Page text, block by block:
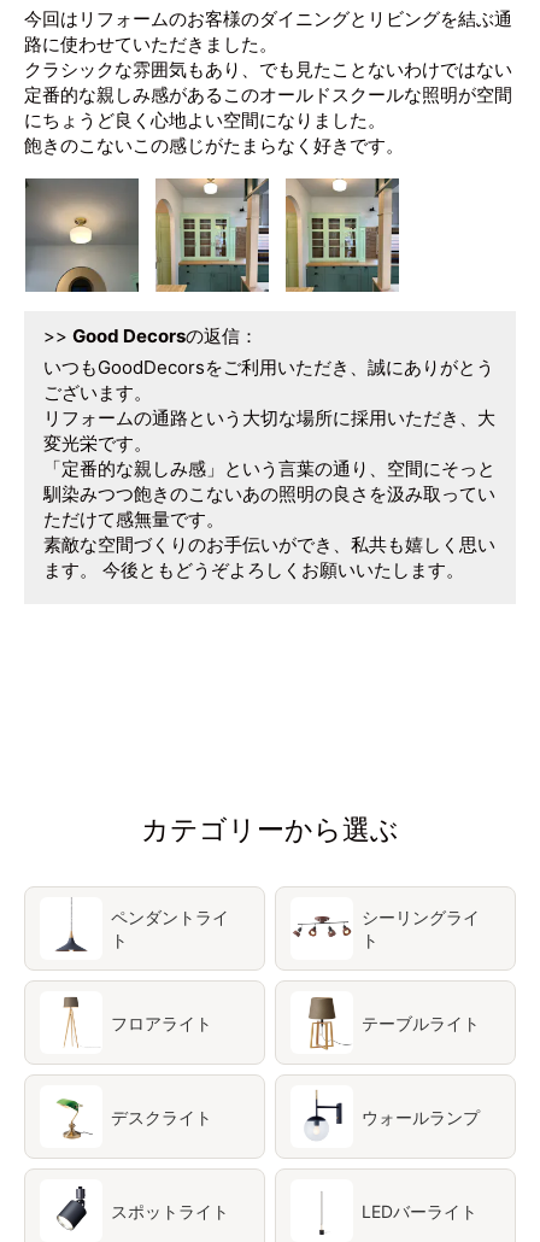
今回はリフォームのお客様のダイニングとリビングを結ぶ通
路に使わせていただきました。
クラシックな雰囲気もあり、でも見たことないわけではない
定番的な親しみ感があるこのオールドスクールな照明が空間
にちょうど良く心地よい空間になりました。
飽きのこないこの感じがたまらなく好きです。
>> Good Decorsの返信：
いつもGoodDecorsをご利用いただき、誠にありがとう
ございます。
リフォームの通路という大切な場所に採用いただき、大
変光栄です。
「定番的な親しみ感」という言葉の通り、空間にそっと
馴染みつつ飽きのこないあの照明の良さを汲み取ってい
ただけて感無量です。
素敵な空間づくりのお手伝いができ、私共も嬉しく思い
ます。 今後ともどうぞよろしくお願いいたします。
カテゴリーから選ぶ
ペンダントライ
ト
シーリングライ
ト
フロアライト テーブルライト
デスクライト ウォールランプ
スポットライト LEDバーライト